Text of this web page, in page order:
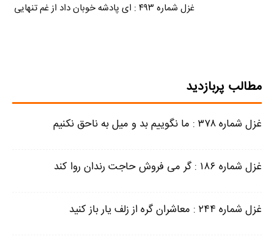
غزل شماره ۴۹۳ : ای پادشه خوبان داد از غم تنهایی
مطالب پربازدید
غزل شماره ۳۷۸ : ما نگوییم بد و میل به ناحق نکنیم
غزل شماره ۱۸۶ : گر می فروش حاجت رندان روا کند
غزل شماره ۲۴۴ : معاشران گره از زلف یار باز کنید